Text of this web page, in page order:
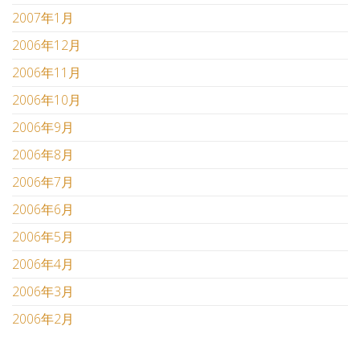
2007年1月
2006年12月
2006年11月
2006年10月
2006年9月
2006年8月
2006年7月
2006年6月
2006年5月
2006年4月
2006年3月
2006年2月